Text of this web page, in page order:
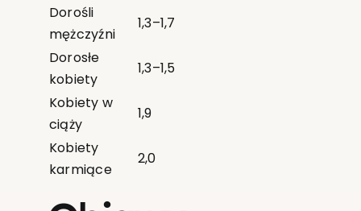
Dorośli
mężczyźni
1,3–1,7
Dorosłe
kobiety
1,3–1,5
Kobiety w
ciąży
1,9
Kobiety
karmiące
2,0